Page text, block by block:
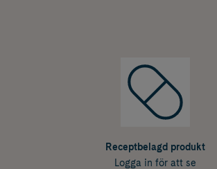
Receptbelagd produkt
Logga in för att se